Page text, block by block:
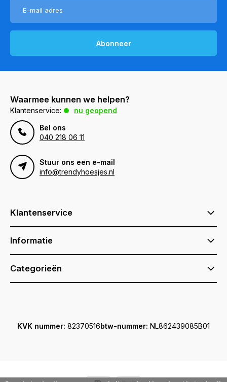
Abonneer
Waarmee kunnen we helpen?
Klantenservice:
nu geopend
Bel ons
040 218 06 11
Stuur ons een e-mail
info@trendyhoesjes.nl
Klantenservice
Informatie
Categorieën
KVK nummer: 82370516btw-nummer: NL862439085B01